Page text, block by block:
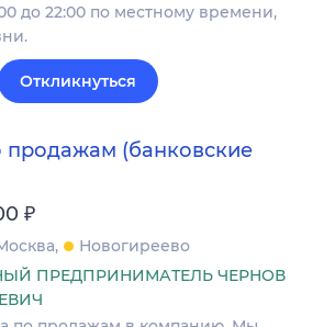
до 22:00 по местному времени,
Откликнуться
(банковские
₽
Новогиреево
ПРЕДПРИНИМАТЕЛЬ ЧЕРНОВ